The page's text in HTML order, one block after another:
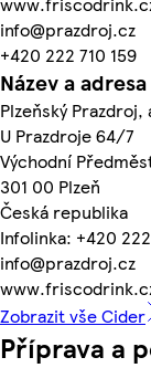
info@prazdroj.cz
+420 222 710 159
Název a adresa
Plzeňský Prazdroj,
U Prazdroje 64/7
Východní
301 00 Plzeň
Česká republika
Infolinka: +420
info@prazdroj.cz
Zobrazit vše Cider
Příprava a